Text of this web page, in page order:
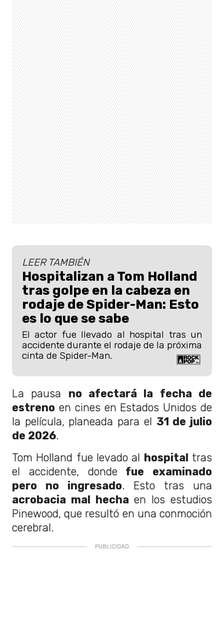
LEER TAMBIÉN
Hospitalizan a Tom Holland
tras golpe en la cabeza en
rodaje de Spider-Man: Esto
es lo que se sabe
El actor fue llevado al hospital tras un
accidente durante el rodaje de la próxima
cinta de Spider-Man.
La pausa no afectará la fecha de
estreno en cines en Estados Unidos de
la película, planeada para el 31 de julio
de 2026.
Tom Holland fue levado al
hospital tras
el accidente, dondefue examinado
pero no ingresado. Esto tras una
acrobacia mal hecha en los estudios
Pinewood, que resultó en una conmoción
cerebral.